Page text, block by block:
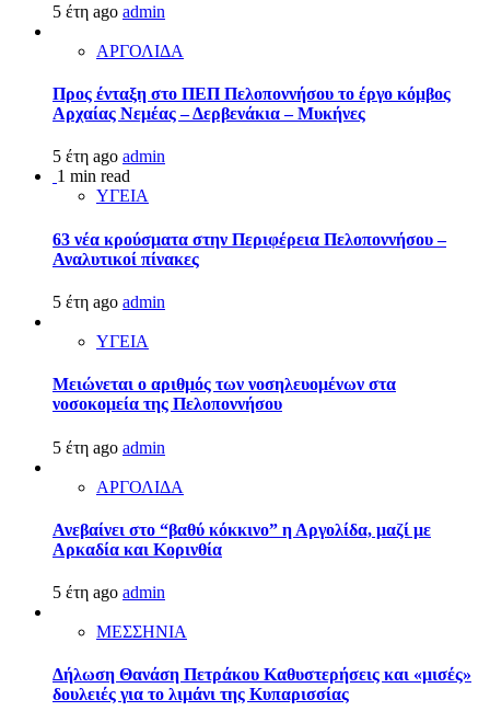
5 έτη ago admin
ΑΡΓΟΛΙΔΑ
Προς ένταξη στο ΠΕΠ Πελοποννήσου το έργο κόμβος
Αρχαίας Νεμέας – Δερβενάκια – Μυκήνες
5 έτη ago admin
1 min read
ΥΓΕΙΑ
63 νέα κρούσματα στην Περιφέρεια Πελοποννήσου –
Αναλυτικοί πίνακες
5 έτη ago admin
ΥΓΕΙΑ
Μειώνεται ο αριθμός των νοσηλευομένων στα
νοσοκομεία της Πελοποννήσου
5 έτη ago admin
ΑΡΓΟΛΙΔΑ
Ανεβαίνει στο “βαθύ κόκκινο” η Αργολίδα, μαζί με
Αρκαδία και Κορινθία
5 έτη ago admin
ΜΕΣΣΗΝΙΑ
Δήλωση Θανάση Πετράκου Καθυστερήσεις και «μισές»
δουλειές για το λιμάνι της Κυπαρισσίας